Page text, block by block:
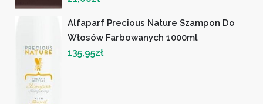
Alfaparf Precious Nature Szampon Do
Włosów Farbowanych 1000ml
135,95zł